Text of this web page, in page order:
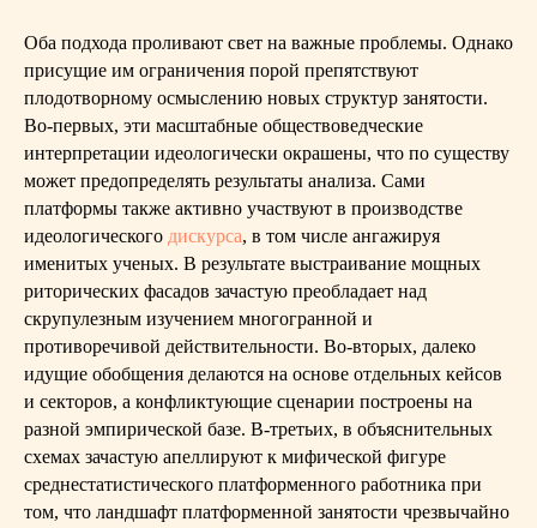
Оба подхода проливают свет на важные проблемы. Однако
присущие им ограничения порой препятствуют
плодотворному осмыслению новых структур занятости.
Во-первых, эти масштабные обществоведческие
интерпретации идеологически окрашены, что по существу
может предопределять результаты анализа. Сами
платформы также активно участвуют в производстве
идеологического дискурса, в том числе ангажируя
именитых ученых. В результате выстраивание мощных
риторических фасадов зачастую преобладает над
скрупулезным изучением многогранной и
противоречивой действительности. Во-вторых, далеко
идущие обобщения делаются на основе отдельных кейсов
и секторов, а конфликтующие сценарии построены на
разной эмпирической базе. В-третьих, в объяснительных
схемах зачастую апеллируют к мифической фигуре
среднестатистического платформенного работника при
том, что ландшафт платформенной занятости чрезвычайно